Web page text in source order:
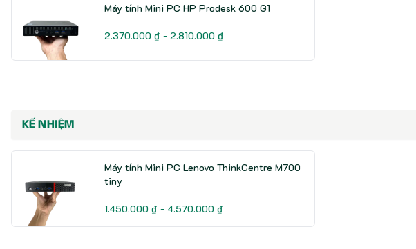
Máy tính Mini PC HP Prodesk 600 G1
2.370.000 ₫ - 2.810.000 ₫
KẾ NHIỆM
Máy tính Mini PC Lenovo ThinkCentre M700
tiny
1.450.000 ₫ - 4.570.000 ₫